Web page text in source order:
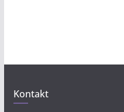
Kontakt